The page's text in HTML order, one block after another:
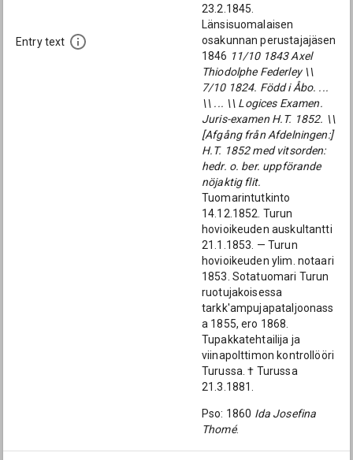
Entry text
23.2.1845.
Länsisuomalaisen
osakunnan perustajajäsen
1846 11/10 1843 Axel
Thiodolphe Federley \\
7/10 1824. Född i Åbo. ...
\\ ... \\ Logices Examen.
Juris-examen H.T. 1852. \\
[Afgång från Afdelningen:]
H.T. 1852 med vitsorden:
hedr. o. ber. uppförande
nöjaktig flit.
Tuomarintutkinto
14.12.1852. Turun
hovioikeuden auskultantti
21.1.1853. — Turun
hovioikeuden ylim. notaari
1853. Sotatuomari Turun
ruotujakoisessa
tarkk'ampujapataljoonass
a 1855, ero 1868.
Tupakkatehtailija ja
viinapolttimon kontrollööri
Turussa. † Turussa
21.3.1881.
Pso: 1860 Ida Josefina
Thomé.